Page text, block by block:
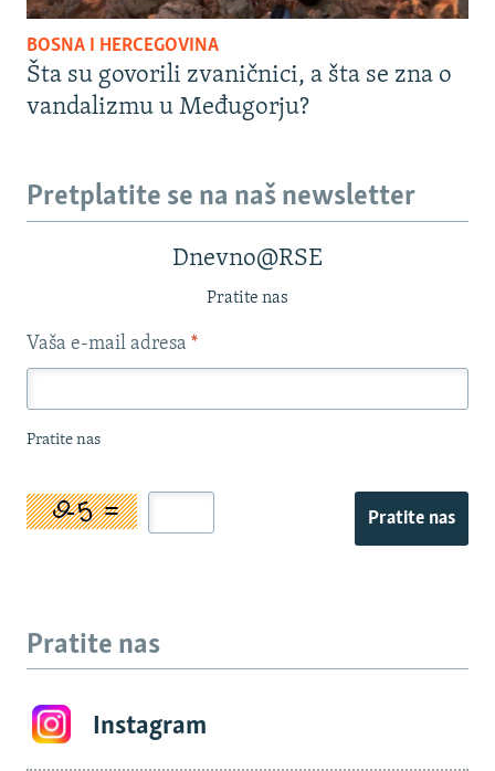
BOSNA I HERCEGOVINA
Šta su govorili zvaničnici, a šta se zna o
vandalizmu u Međugorju?
Pretplatite se na naš newsletter
Dnevno@RSE
Pratite nas
Vaša e-mail adresa *
Pratite nas
Pratite nas
Pratite nas
Instagram